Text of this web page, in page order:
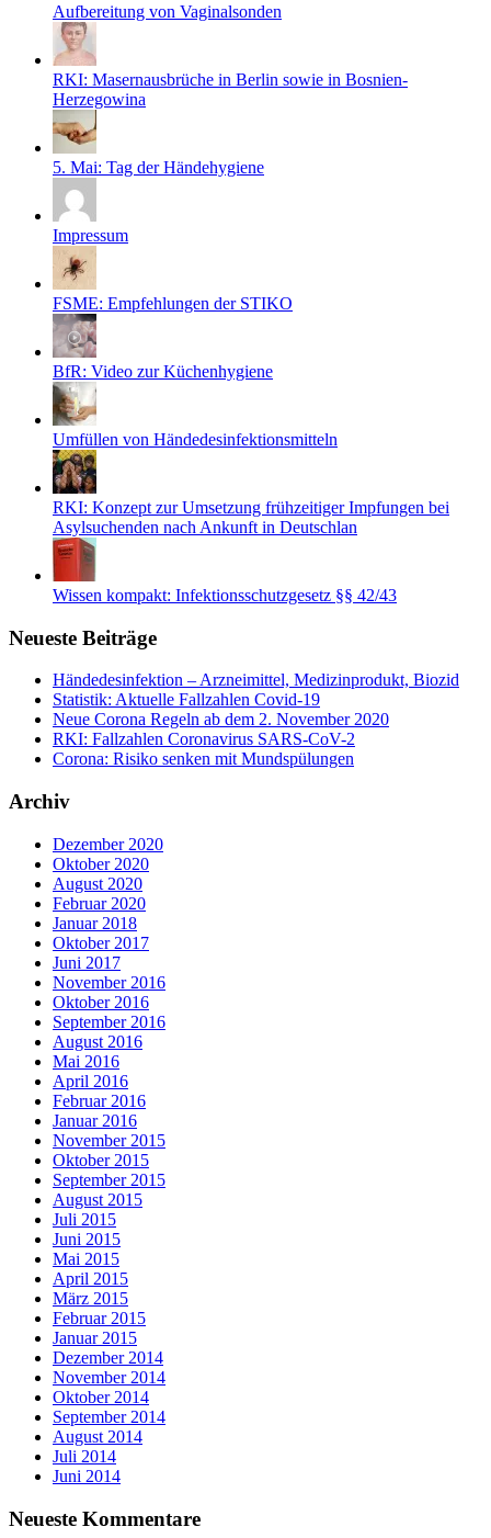
Aufbereitung von Vaginalsonden
RKI: Masernausbrüche in Berlin sowie in Bosnien-
Herzegowina
5. Mai: Tag der Händehygiene
Impressum
FSME: Empfehlungen der STIKO
BfR: Video zur Küchenhygiene
Umfüllen von Händedesinfektionsmitteln
RKI: Konzept zur Umsetzung frühzeitiger Impfungen bei
Asylsuchenden nach Ankunft in Deutschlan
Wissen kompakt: Infektionsschutzgesetz §§ 42/43
Neueste Beiträge
Händedesinfektion – Arzneimittel, Medizinprodukt, Biozid
Statistik: Aktuelle Fallzahlen Covid-19
Neue Corona Regeln ab dem 2. November 2020
RKI: Fallzahlen Coronavirus SARS-CoV-2
Corona: Risiko senken mit Mundspülungen
Archiv
Dezember 2020
Oktober 2020
August 2020
Februar 2020
Januar 2018
Oktober 2017
Juni 2017
November 2016
Oktober 2016
September 2016
August 2016
Mai 2016
April 2016
Februar 2016
Januar 2016
November 2015
Oktober 2015
September 2015
August 2015
Juli 2015
Juni 2015
Mai 2015
April 2015
März 2015
Februar 2015
Januar 2015
Dezember 2014
November 2014
Oktober 2014
September 2014
August 2014
Juli 2014
Juni 2014
Neueste Kommentare